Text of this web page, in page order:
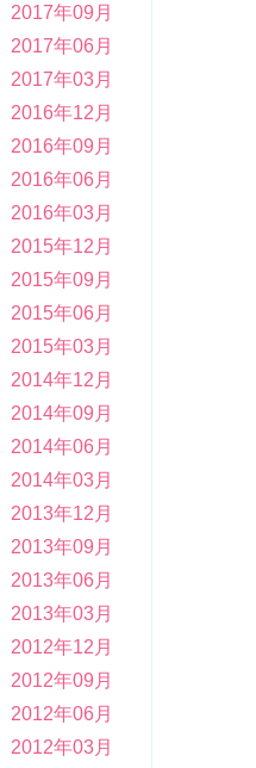
2017年09月
2017年06月
2017年03月
2016年12月
2016年09月
2016年06月
2016年03月
2015年12月
2015年09月
2015年06月
2015年03月
2014年12月
2014年09月
2014年06月
2014年03月
2013年12月
2013年09月
2013年06月
2013年03月
2012年12月
2012年09月
2012年06月
2012年03月